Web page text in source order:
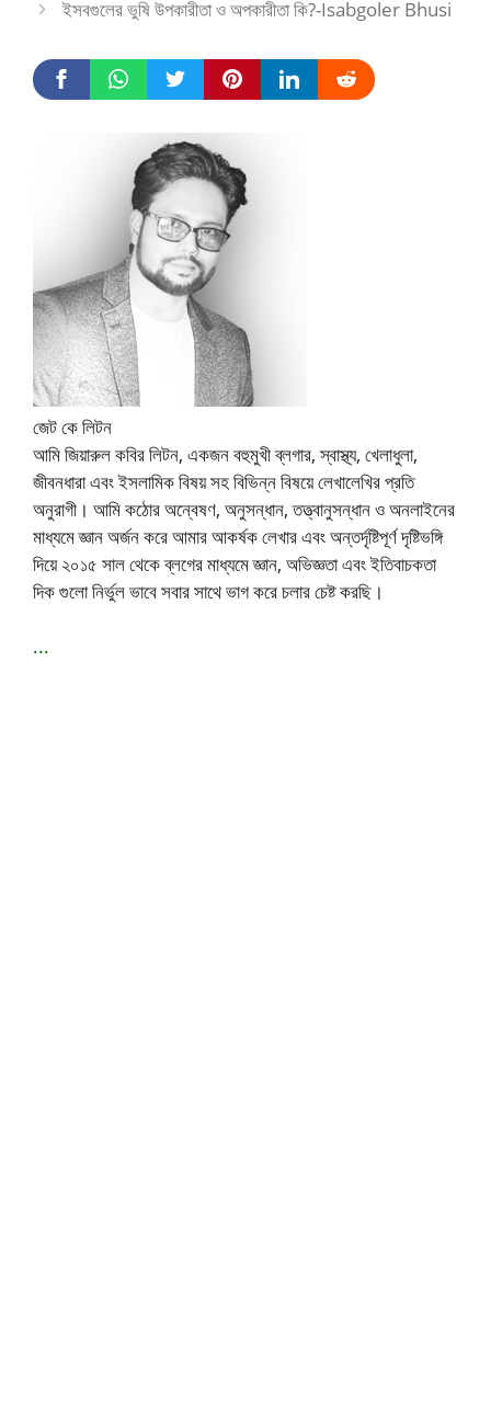
ইসবগুলের ভুষি উপকারীতা ও অপকারীতা কি?-Isabgoler Bhusi
জেট কে লিটন
আমি জিয়ারুল কবির লিটন, একজন বহুমুখী ব্লগার, স্বাস্থ্য, খেলাধুলা,
জীবনধারা এবং ইসলামিক বিষয় সহ বিভিন্ন বিষয়ে লেখালেখির প্রতি
অনুরাগী। আমি কঠোর অন্বেষণ, অনুসন্ধান, তত্ত্বানুসন্ধান ও অনলাইনের
মাধ্যমে জ্ঞান অর্জন করে আমার আকর্ষক লেখার এবং অন্তর্দৃষ্টিপূর্ণ দৃষ্টিভঙ্গি
দিয়ে ২০১৫ সাল থেকে ব্লগের মাধ্যমে জ্ঞান, অভিজ্ঞতা এবং ইতিবাচকতা
দিক গুলো নির্ভুল ভাবে সবার সাথে ভাগ করে চলার চেষ্ট করছি।
...